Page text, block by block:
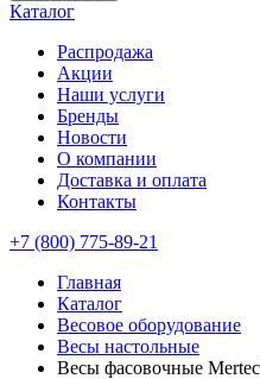
Каталог
Распродажа
Акции
Наши услуги
Бренды
Новости
О компании
Доставка и оплата
Контакты
+7 (800) 775-89-21
Главная
Каталог
Весовое оборудование
Весы настольные
Весы фасовочные